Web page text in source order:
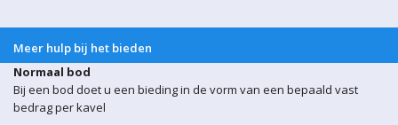
Meer hulp bij het bieden
Normaal bod
Bij een bod doet u een bieding in de vorm van een bepaald vast
bedrag per kavel